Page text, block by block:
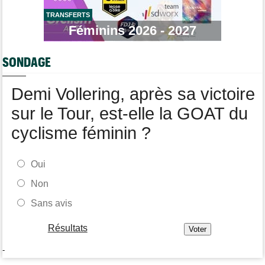
Lotto-Intermarché a fait passer pro trois jeunes de sa formation
Transfert
Joe Blackmore devrait signer chez une armada du WorldTour
Tour d'Espagne
TRANSFERTS
Féminins 2026 - 2027
SONDAGE
Demi Vollering, après sa victoire
sur le Tour, est-elle la GOAT du
cyclisme féminin ?
Oui
Non
Sans avis
Résultats
-